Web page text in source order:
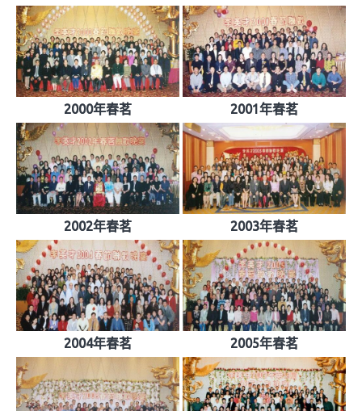
2000年春茗 2001年春茗
2002年春茗 2003年春茗
2004年春茗 2005年春茗